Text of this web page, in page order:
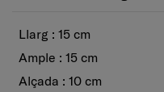
Llarg : 15 cm
Ample : 15 cm
Alçada : 10 cm